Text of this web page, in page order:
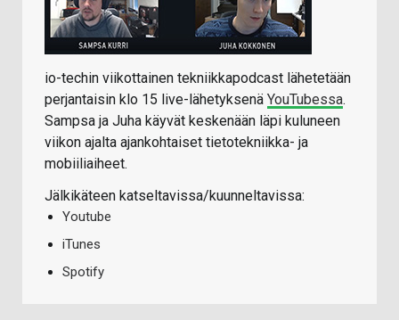
io-techin viikottainen tekniikkapodcast lähetetään
perjantaisin klo 15 live-lähetyksenä YouTubessa.
Sampsa ja Juha käyvät keskenään läpi kuluneen
viikon ajalta ajankohtaiset tietotekniikka- ja
mobiiliaiheet.
Jälkikäteen katseltavissa/kuunneltavissa:
Youtube
iTunes
Spotify